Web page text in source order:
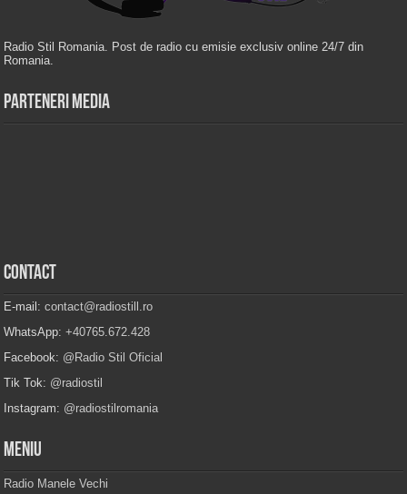
Radio Stil Romania. Post de radio cu emisie exclusiv online 24/7 din
Romania.
Parteneri Media
Contact
E-mail:contact@radiostill.ro
WhatsApp:+40765.672.428
Facebook: @Radio Stil Oficial
Tik Tok: @radiostil
Instagram: @radiostilromania
Meniu
Radio Manele Vechi